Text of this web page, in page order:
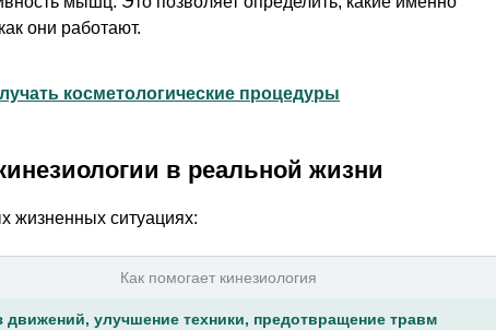
они работают.
косметологические процедуры
в реальной жизни
жизненных ситуациях:
Как помогает кинезиология
движений, улучшение техники, предотвращение травм